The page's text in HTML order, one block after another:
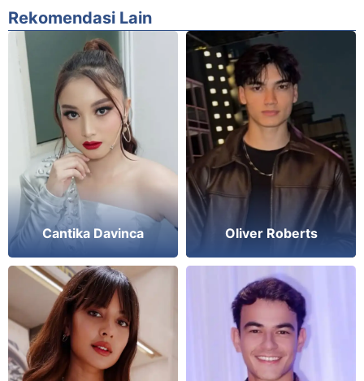
Rekomendasi Lain
Cantika Davinca Oliver Roberts